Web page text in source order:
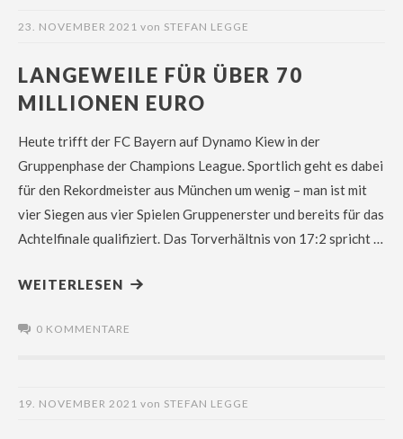
23. NOVEMBER 2021 von STEFAN LEGGE
LANGEWEILE FÜR ÜBER 70
MILLIONEN EURO
Heute trifft der FC Bayern auf Dynamo Kiew in der
Gruppenphase der Champions League. Sportlich geht es dabei
für den Rekordmeister aus München um wenig – man ist mit
vier Siegen aus vier Spielen Gruppenerster und bereits für das
Achtelfinale qualifiziert. Das Torverhältnis von 17:2 spricht …
WEITERLESEN
0 KOMMENTARE
19. NOVEMBER 2021 von STEFAN LEGGE